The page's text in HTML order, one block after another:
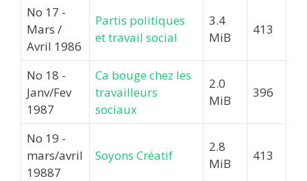
No 17 -
Mars /
Avril 1986
Partis politiques
et travail social
3.4
MiB
413
No 18 -
Janv/Fev
1987
Ca bouge chez les
travailleurs
sociaux
2.0
MiB
396
No 19 -
mars/avril
19887
Soyons Créatif
2.8
MiB
413